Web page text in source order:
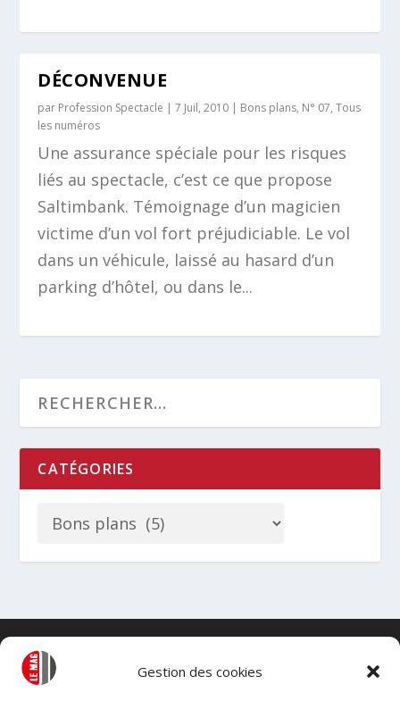
Gestion des cookies
DÉCONVENUE
par Profession Spectacle |7 Juil, 2010 | Bons plans, N° 07,Tous
les numéros
Une assurance spéciale pour les risques
liés au spectacle, c’est ce que propose
Saltimbank. Témoignage d’un magicien
victime d’un vol fort préjudiciable. Le vol
dans un véhicule, laissé au hasard d’un
parking d’hôtel, ou dans le...
CATÉGORIES